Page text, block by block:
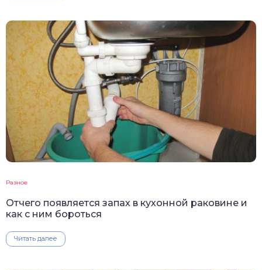
Разное
Отчего появляется запах в кухонной раковине и
как с ним бороться
Читать далее